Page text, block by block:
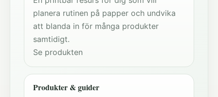
planera rutinen på papper och undvika
att blanda in för många produkter
samtidigt.
Se produkten
Produkter & guider